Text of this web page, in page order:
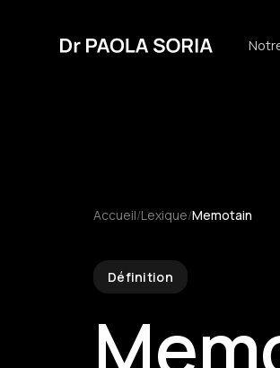
Accueil/Lexique/Memotain
Définition